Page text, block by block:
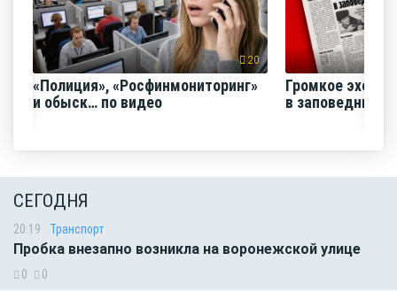
20
«Полиция», «Росфинмониторинг»
и обыск… по видео
Громкое эхо
в заповеднике»
СЕГОДНЯ
20:19 Транспорт
Пробка внезапно возникла на воронежской улице
0 0